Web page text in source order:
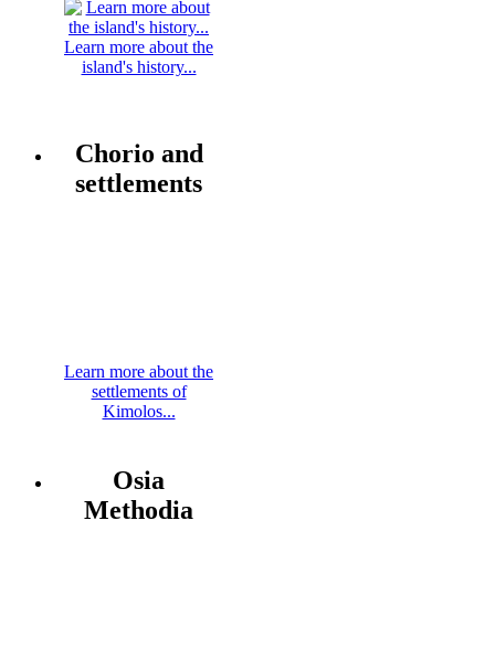
Learn more about the
island's history...
Chorio and
settlements
Learn more about the
settlements of
Kimolos...
Osia
Methodia